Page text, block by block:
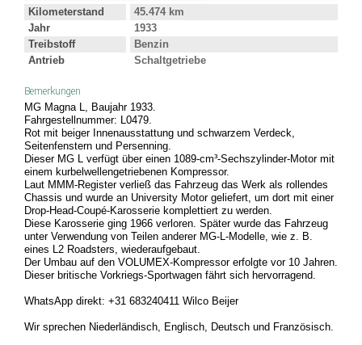
Kilometerstand
45.474 km
Jahr
1933
Treibstoff
Benzin
Antrieb
Schaltgetriebe
Bemerkungen
MG Magna L, Baujahr 1933.
Fahrgestellnummer: L0479.
Rot mit beiger Innenausstattung und schwarzem Verdeck,
Seitenfenstern und Persenning.
Dieser MG L verfügt über einen 1089-cm³-Sechszylinder-Motor mit
einem kurbelwellengetriebenen Kompressor.
Laut MMM-Register verließ das Fahrzeug das Werk als rollendes
Chassis und wurde an University Motor geliefert, um dort mit einer
Drop-Head-Coupé-Karosserie komplettiert zu werden.
Diese Karosserie ging 1966 verloren. Später wurde das Fahrzeug
unter Verwendung von Teilen anderer MG-L-Modelle, wie z. B.
eines L2 Roadsters, wiederaufgebaut.
Der Umbau auf den VOLUMEX-Kompressor erfolgte vor 10 Jahren.
Dieser britische Vorkriegs-Sportwagen fährt sich hervorragend.
WhatsApp direkt: +31 683240411 Wilco Beijer
Wir sprechen Niederländisch, Englisch, Deutsch und Französisch.